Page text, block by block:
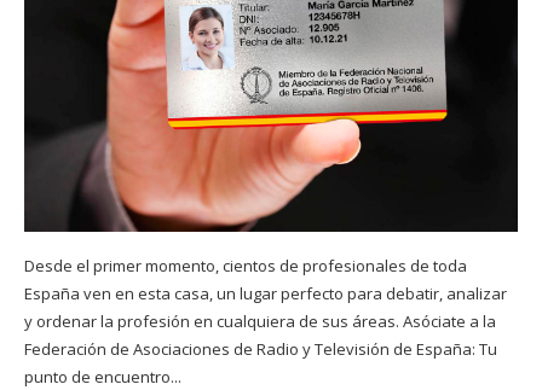
Desde el primer momento, cientos de profesionales de toda
España ven en esta casa, un lugar perfecto para debatir, analizar
y ordenar la profesión en cualquiera de sus áreas. Asóciate a la
Federación de Asociaciones de Radio y Televisión de España: Tu
punto de encuentro...